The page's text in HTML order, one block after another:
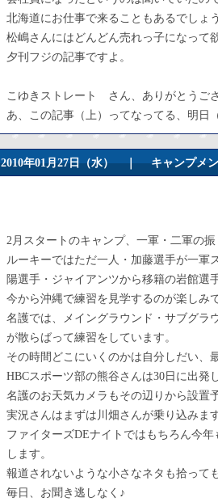
北海道にお仕事で来ることもあるでしょう
松嶋さんにはどんどん売れっ子になって
夕刊フジの記事ですよ。
こゆきストレート さん、ありがとうござ
あ、この記事（上）ってなってる、明日
2010年01月27日（水） ｜キャンプメ
2月スタートのキャンプ、一軍・二軍の
ルーキーではただ一人・加藤選手が一軍
陽選手・ジャイアンツから移籍の岩館選
今から沖縄で練習を見学するのが楽しみで
名護では、メイングラウンド・サブグラ
が散らばって練習をしています。
その時間どこにいくのかは自分しだい、
HBCスポーツ部の熊谷さんは30日に出発
名護のお天気カメラもその辺りから設置
実況さんはまずは川畑さんが乗り込みます
ファイターズDEナイトではもちろん今
します。
報道されないような小さなネタも拾って
毎日、お聞き逃しなく♪